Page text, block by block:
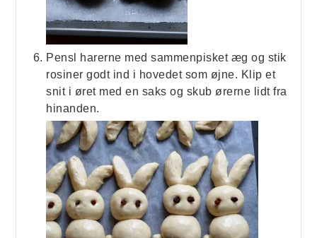
Pensl harerne med sammenpisket æg og stik
rosiner godt ind i hovedet som øjne. Klip et
snit i øret med en saks og skub ørerne lidt fra
hinanden.